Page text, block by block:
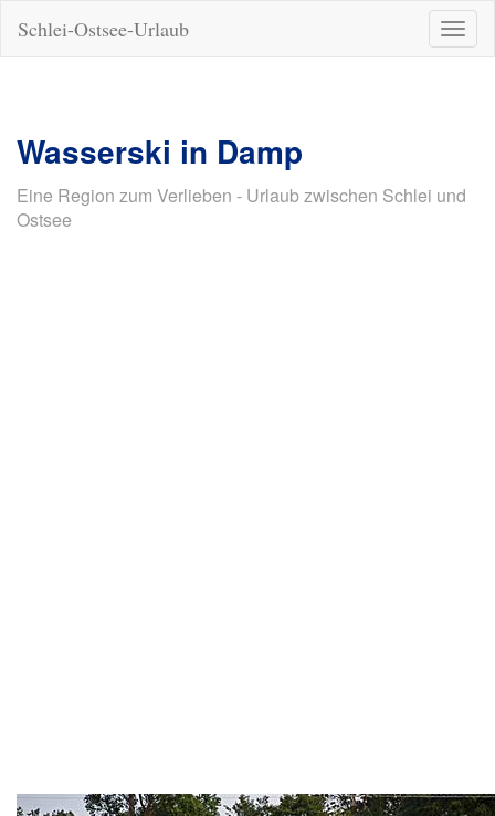
ein-/
Schlei-Ostsee-Urlaub
Wasserski in Damp
Eine Region zum Verlieben - Urlaub zwischen Schlei und
Ostsee